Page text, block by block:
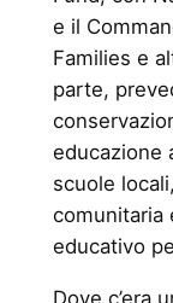
e il
Families e
parte,
educazione
scuole
comunitaria
educativo
Dove c’era